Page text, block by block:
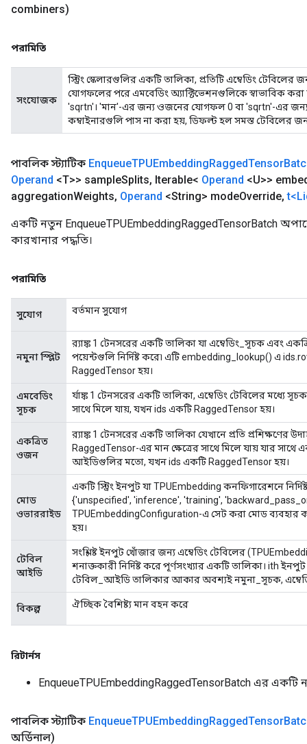
combiners)
পরামিতি
সংযোজক
স্ট্রিং স্কেলারগুলির একটি তালিকা, প্রতিটি এম্বেডিং টেবিলের
যোগফলের পরে এমবেডিং অ্যাক্টিভেশনগুলিকে স্বাভাবিক করা
'sqrtn'। 'মান'-এর জন্য ওজনের যোগফল 0 বা 'sqrtn'-এর
কম্বাইনারগুলি পাস না করা হয়, ডিফল্ট হল সমস্ত টেবিলের
পাবলিক স্ট্যাটিক EnqueueTPUEmbeddingRaggedTensor
Operand <T>> sampleSplits, Iterable< Operand <U>>
aggregationWeights, Operand <String> modeOverride,
একটি নতুন EnqueueTPUEmbeddingRaggedTensorBatch
কারখানার পদ্ধতি।
পরামিতি
সুযোগ বর্তমান সুযোগ
নমুনা স্প্লিট
র‍্যাঙ্ক 1 টেনসরের একটি তালিকা যা এম্বেডিং_সূচক এবং
পয়েন্টগুলি নির্দিষ্ট করে৷ এটি embedding_lookup() এ
RaggedTensor হয়।
এমবেডিং
সূচক
র্যাঙ্ক 1 টেনসরের একটি তালিকা, এম্বেডিং টেবিলের মধ্যে
সাথে মিলে যায়, যখন ids একটি RaggedTensor হয়।
একত্রিত
ওজন
র‍্যাঙ্ক 1 টেনসরের একটি তালিকা যেখানে প্রতি
RaggedTensor-এর মান ক্ষেত্রের সাথে মিলে যায় যার
আইডিগুলির মতো, যখন ids একটি RaggedTensor হয়।
মোড
ওভাররাইড
একটি স্ট্রিং ইনপুট যা TPUEmbedding কনফিগারেশনে
{'unspecified', 'inference', 'training',
TPUEmbeddingConfiguration-এ সেট করা মোড ব্যবহার
হয়।
টেবিল
আইডি
সংশ্লিষ্ট ইনপুট খোঁজার জন্য এম্বেডিং টেবিলের
শনাক্তকারী নির্দিষ্ট করে পূর্ণসংখ্যার একটি তালিকা। ith
টেবিল_আইডি তালিকার আকার অবশ্যই নমুনা_সূচক,
বিকল্প ঐচ্ছিক বৈশিষ্ট্য মান বহন করে
রিটার্নস
EnqueueTPUEmbeddingRaggedTensorBatch এর একটি
পাবলিক স্ট্যাটিক EnqueueTPUEmbeddingRaggedTensor
অর্ডিনাল)